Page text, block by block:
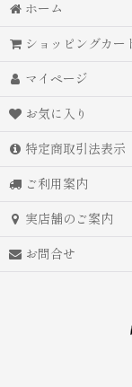
ホーム
ショッピングカー
マイページ
お気に入り
特定商取引法表示
ご利用案内
実店舗のご案内
お問合せ